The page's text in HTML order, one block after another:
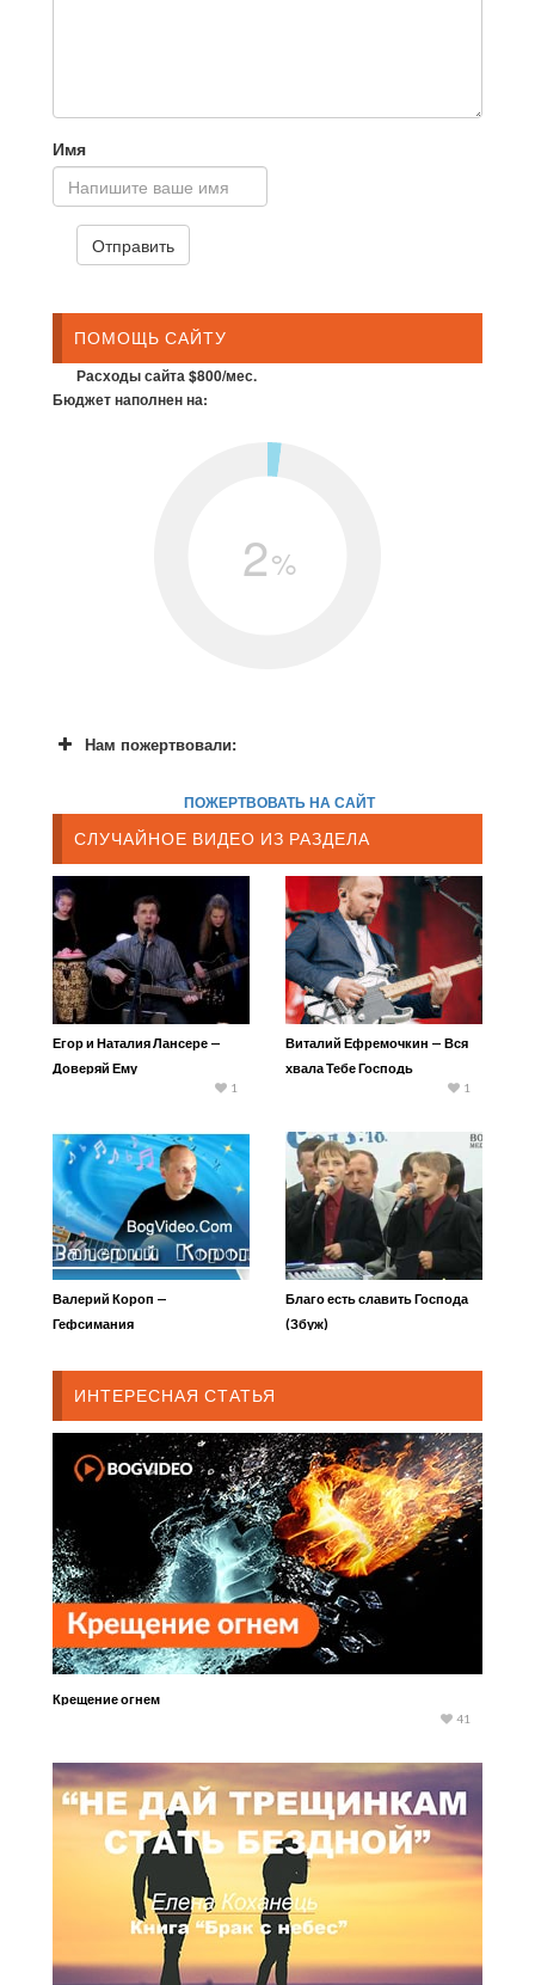
Имя
ПОМОЩЬ САЙТУ
Расходы сайта $800/мес.
Бюджет наполнен на:
2%
Нам пожертвовали:
ПОЖЕРТВОВАТЬ НА САЙТ
СЛУЧАЙНОЕ ВИДЕО ИЗ РАЗДЕЛА
Егор и Наталия Лансере —
Доверяй Ему
1
Виталий Ефремочкин — Вся
хвала Тебе Господь
1
Валерий Короп —
Гефсимания
Благо есть славить Господа
(Збуж)
ИНТЕРЕСНАЯ СТАТЬЯ
Крещение огнем
41